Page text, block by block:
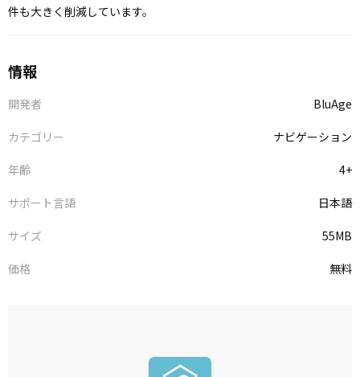
件も大きく削減しています。
情報
開発者 BluAge
カテゴリー ナビゲーション
年齢 4+
サポート言語 日本語
サイズ 55MB
価格 無料